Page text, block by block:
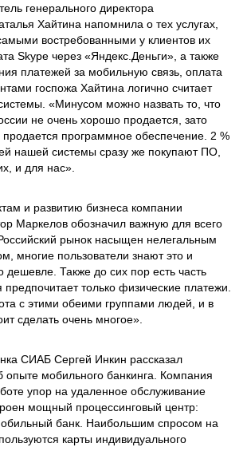
генерального директора
Хайтина напомнила о тех услугах,
востребованными у клиентов их
Skype через «Яндекс.Деньги», а также
платежей за мобильную связь, оплата
госпожа Хайтина логично считает
«Минусом можно назвать то, что
не очень хорошо продается, зато
продается программное обеспечение. 2 %
нашей системы сразу же покупают ПО,
и для нас».
и развитию бизнеса компании
Маркелов обозначил важную для всего
рынок насыщен нелегальным
многие пользователи знают это и
дешевле. Также до сих пор есть часть
только физические платежи.
с этими обеими группами людей, и в
сделать очень многое».
СИАБ Сергей Инкин рассказал
опыте мобильного банкинга. Компания
упор на удаленное обслуживание
мощный процессинговый центр:
банк. Наибольшим спросом на
карты индивидуального